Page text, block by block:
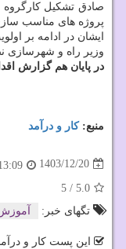
پروژه های مناسب
ایشان در ادامه بر
وزیر راه و شهرسازی
در پایان هم گزارش اقدامات انجام شده در جهت اجرای ماده ۱۷ و ۱۸
منبع:كار و درآمد
1403/12/20
5.0
/
5
تگهای خبر:
این پست کار و